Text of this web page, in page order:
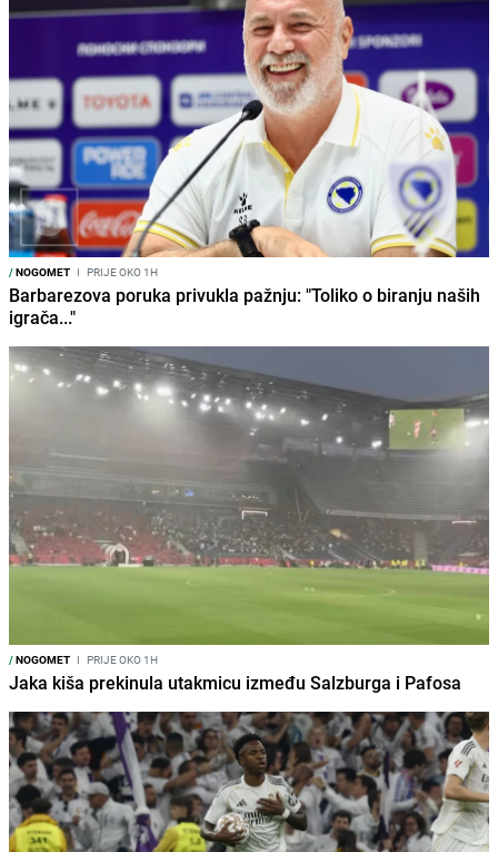
/NOGOMET I PRIJE OKO 1H
Barbarezova poruka privukla pažnju: "Toliko o biranju naših
igrača..."
/NOGOMET I PRIJE OKO 1H
Jaka kiša prekinula utakmicu između Salzburga i Pafosa